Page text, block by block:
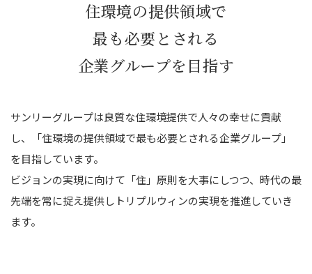
住環境の提供領域で
最も必要とされる
企業グループを目指す
サンリーグループは良質な住環境提供で人々の幸せに貢献
し、「住環境の提供領域で最も必要とされる企業グループ」
を目指しています。
ビジョンの実現に向けて「住」原則を大事にしつつ、時代の最
先端を常に捉え提供しトリプルウィンの実現を推進していき
ます。